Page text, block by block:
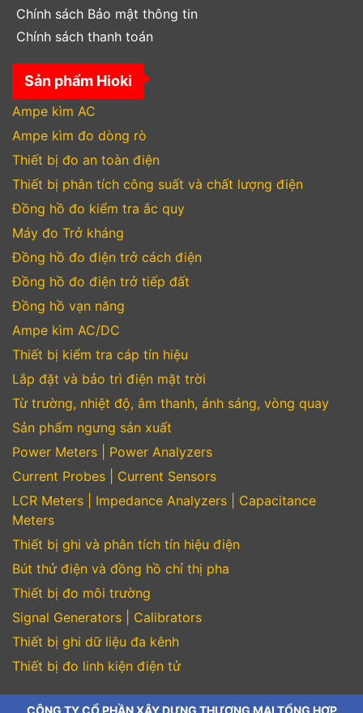
Chính sách Bảo mật thông tin
Chính sách thanh toán
Sản phẩm Hioki
Ampe kìm AC
Ampe kìm đo dòng rò
Thiết bị đo an toàn điện
Thiết bị phân tích công suất và chất lượng điện
Đồng hồ đo kiểm tra ắc quy
Máy đo Trở kháng
Đồng hồ đo điện trở cách điện
Đồng hồ đo điện trở tiếp đất
Đồng hồ vạn năng
Ampe kìm AC/DC
Thiết bị kiểm tra cáp tín hiệu
Lắp đặt và bảo trì điện mặt trời
Từ trường, nhiệt độ, âm thanh, ánh sáng, vòng quay
Sản phẩm ngưng sản xuất
Power Meters | Power Analyzers
Current Probes | Current Sensors
LCR Meters | Impedance Analyzers | Capacitance
Meters
Thiết bị ghi và phân tích tín hiệu điện
Bút thử điện và đồng hồ chỉ thị pha
Thiết bị đo môi trường
Signal Generators | Calibrators
Thiết bị ghi dữ liệu đa kênh
Thiết bị đo linh kiện điện tử
CÔNG TY CỔ PHẦN XÂY DỰNG THƯƠNG MẠI TỔNG HỢP